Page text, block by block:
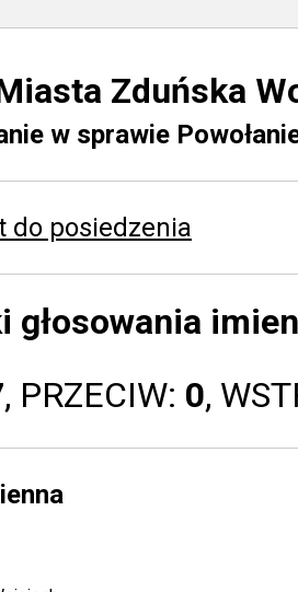
Zduńska
w sprawie
do posiedzenia
głosowania
, PRZECIW: 0,